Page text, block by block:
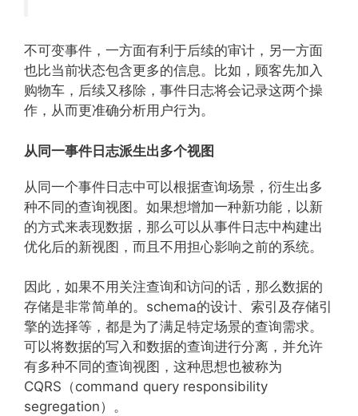
不可变事件，一方面有利于后续的审计，另一方面
也比当前状态包含更多的信息。比如，顾客先加入
购物车，后续又移除，事件日志将会记录这两个操
作，从而更准确分析用户行为。
从同一事件日志派生出多个视图
从同一个事件日志中可以根据查询场景，衍生出多
种不同的查询视图。如果想增加一种新功能，以新
的方式来表现数据，那么可以从事件日志中构建出
优化后的新视图，而且不用担心影响之前的系统。
因此，如果不用关注查询和访问的话，那么数据的
存储是非常简单的。schema的设计、索引及存储引
擎的选择等，都是为了满足特定场景的查询需求。
可以将数据的写入和数据的查询进行分离，并允许
有多种不同的查询视图，这种思想也被称为
CQRS（command query responsibility
segregation）。